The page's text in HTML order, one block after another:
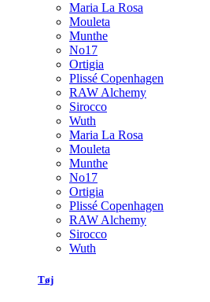
Maria La Rosa
Mouleta
Munthe
No17
Ortigia
Plissé Copenhagen
RAW Alchemy
Sirocco
Wuth
Maria La Rosa
Mouleta
Munthe
No17
Ortigia
Plissé Copenhagen
RAW Alchemy
Sirocco
Wuth
Tøj